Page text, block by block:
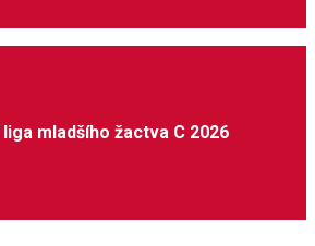
mladšího žactva C 2026